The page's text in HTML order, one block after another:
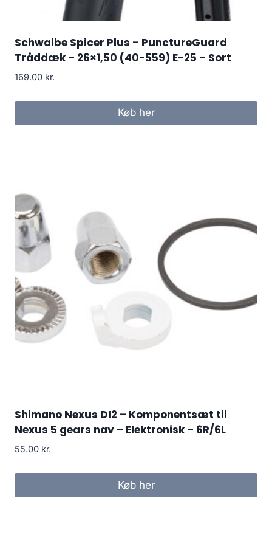
Schwalbe Spicer Plus – PunctureGuard
Tråddæk – 26×1,50 (40-559) E-25 – Sort
169.00 kr.
Køb her
Shimano Nexus DI2 – Komponentsæt til
Nexus 5 gears nav – Elektronisk – 6R/6L
55.00 kr.
Køb her